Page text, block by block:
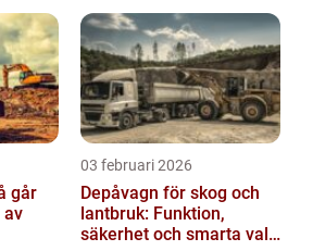
av
03 februari 2026
Depåvagn för skog och
lantbruk: Funktion,
säkerhet och smarta val